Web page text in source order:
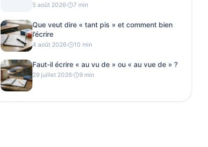
5 août 2026· 7 min
Que veut dire « tant pis » et comment bien
l’écrire
4 août 2026· 10 min
Faut-il écrire « au vu de » ou « au vue de » ?
29 juillet 2026· 9 min